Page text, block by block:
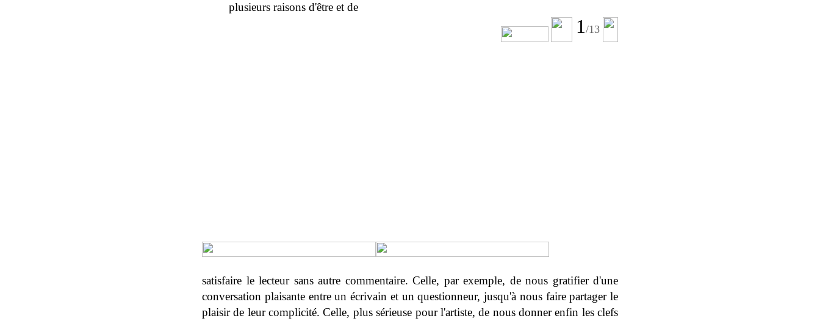
plusieurs raisons d'être et de
1 /13
satisfaire le lecteur sans autre commentaire. Celle, par exemple, de nous gratifier d'une
conversation plaisante entre un écrivain et un questionneur, jusqu'à nous faire partager le
plaisir de leur complicité. Celle, plus sérieuse pour l'artiste, de nous donner enfin les clefs